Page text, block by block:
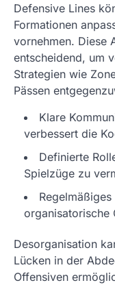
Defensive Lines
Formationen
vornehmen. Diese
entscheidend, um
Strategien wie
Pässen
Klare
verbessert die
Definierte
Spielzüge zu
organisatorische
Desorganisation
Lücken in der
Offensiven